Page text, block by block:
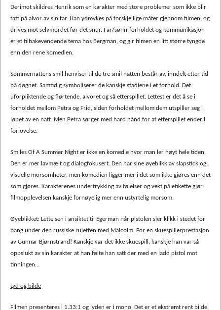
Derimot skildres Henrik som en karakter med store problemer som ikke blir
tatt på alvor av sin far. Han ydmykes på forskjellige måter gjennom filmen, og
drives mot selvmordet før det snur. Far/sønn-forholdet og kommunikasjon
er et tilbakevendende tema hos Bergman, og gir filmen en litt større tyngde
enn den rene komedien.
Sommernattens smil henviser til de tre smil natten består av, inndelt etter tid
på døgnet. Samtidig symboliserer de kanskje stadiene i et forhold. Det
uforpliktende og flørtende, alvoret og så etterspillet. Lettest er det å se i
forholdet mellom Petra og Frid, siden forholdet mellom dem utspiller seg i
løpet av en natt. Men Petra sørger med hard hånd for at etterspillet ender i
forlovelse.
Smiles Of A Summer Night er ikke en komedie hvor man ler høyt hele tiden.
Den er mer lavmælt og dialogfokusert. Den har sine øyeblikk av slapstick og
visuelle morsomheter, men komedien ligger mer i det som ikke gjøres enn det
som gjøres. Karakterenes undertrykking av følelser og vekt på etikette gjør
filmopplevelsen kanskje fornøyelig mer enn ustyrtelig morsom.
Øyeblikket: Lettelsen i ansiktet til Egerman når pistolen sier klikk i stedet for
pang under den russiske ruletten med Malcolm. For en skuespillerprestasjon
av Gunnar Bjørnstrand! Kanskje var det ikke skuespill, kanskje han var så
oppslukt av sin karakter at han følte han satt der med en ladd pistol mot
tinningen…
Lyd og bilde
Filmen presenteres i 1.33:1 og lyden er i mono. Det er et ekstremt rent bilde,